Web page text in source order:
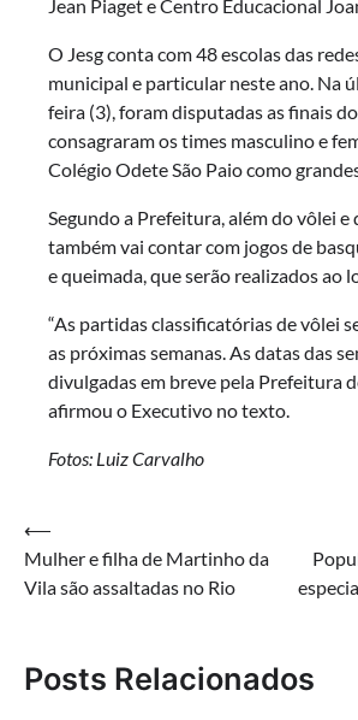
Jean Piaget e Centro Educacional
O Jesg conta com 48 escolas das
municipal e particular neste ano. Na
feira (3), foram disputadas as finais
consagraram os times masculino e
Colégio Odete São Paio como
Segundo a Prefeitura, além do vôlei e
também vai contar com jogos de
e queimada, que serão realizados ao
“As partidas classificatórias de vôlei
as próximas semanas. As datas das
divulgadas em breve pela Prefeitura
afirmou o Executivo no texto.
Fotos: Luiz Carvalho
Navegação
de
⟵
Mulher e filha de Martinho da
Vila são assaltadas no Rio
Posts Relacionados